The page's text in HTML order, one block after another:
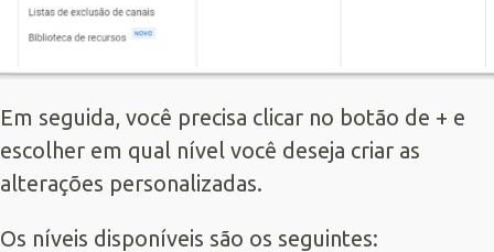
Em seguida, você precisa clicar no botão de + e
escolher em qual nível você deseja criar as
alterações personalizadas.
Os níveis disponíveis são os seguintes: